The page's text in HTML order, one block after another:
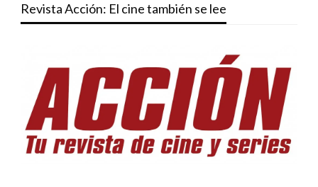
Revista Acción: El cine también se lee